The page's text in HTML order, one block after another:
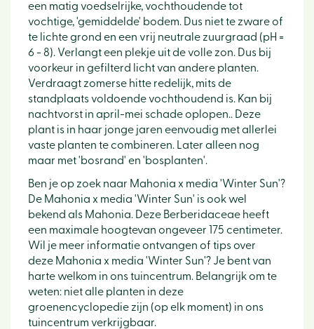
een matig voedselrijke, vochthoudende tot
vochtige, 'gemiddelde' bodem. Dus niet te zware of
te lichte grond en een vrij neutrale zuurgraad (pH =
6 - 8). Verlangt een plekje uit de volle zon. Dus bij
voorkeur in gefilterd licht van andere planten.
Verdraagt zomerse hitte redelijk, mits de
standplaats voldoende vochthoudend is. Kan bij
nachtvorst in april-mei schade oplopen.. Deze
plant is in haar jonge jaren eenvoudig met allerlei
vaste planten te combineren. Later alleen nog
maar met 'bosrand' en 'bosplanten'.
Ben je op zoek naar Mahonia x media 'Winter Sun'?
De Mahonia x media 'Winter Sun' is ook wel
bekend als Mahonia. Deze Berberidaceae heeft
een maximale hoogtevan ongeveer 175 centimeter.
Wil je meer informatie ontvangen of tips over
deze Mahonia x media 'Winter Sun'? Je bent van
harte welkom in ons tuincentrum. Belangrijk om te
weten: niet alle planten in deze
groenencyclopedie zijn (op elk moment) in ons
tuincentrum verkrijgbaar.